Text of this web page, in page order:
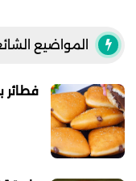
المواضيع
فطائر